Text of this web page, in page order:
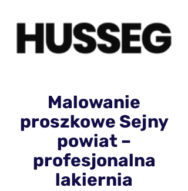
Malowanie
proszkowe Sejny
powiat –
profesjonalna
lakiernia